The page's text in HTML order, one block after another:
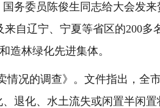
务委员陈俊生同志给大会发
自辽宁、宁夏等省区的200多
造林绿化先进集体。
情况的调查》。文件指出，全
退化、水土流失或闲置半闲置